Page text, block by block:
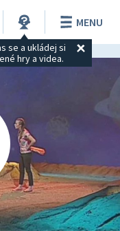
se a ukládej si
hry a videa.
MENU